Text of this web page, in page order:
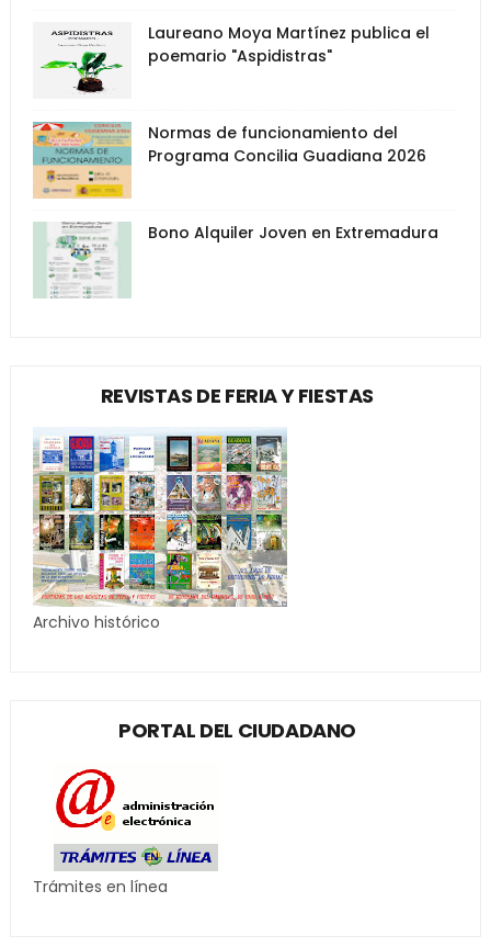
Laureano Moya Martínez publica el
poemario "Aspidistras"
Normas de funcionamiento del
Programa Concilia Guadiana 2026
Bono Alquiler Joven en Extremadura
REVISTAS DE FERIA Y FIESTAS
Archivo histórico
PORTAL DEL CIUDADANO
Trámites en línea